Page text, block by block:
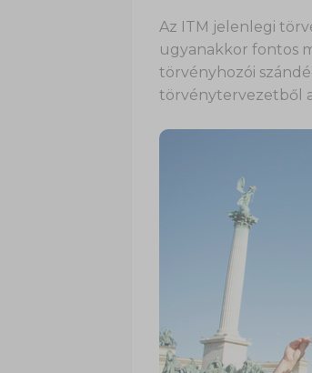
Az ITM jelenlegi
ugyanakkor fontos
törvényhozói
törvénytervezetből